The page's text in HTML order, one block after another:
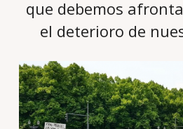
que debemos
el deterioro de